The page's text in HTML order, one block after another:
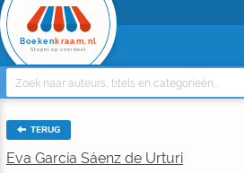
Boeken kraam.nl
Stapel op voordeel
TERUG
Eva García Sáenz de Urturi